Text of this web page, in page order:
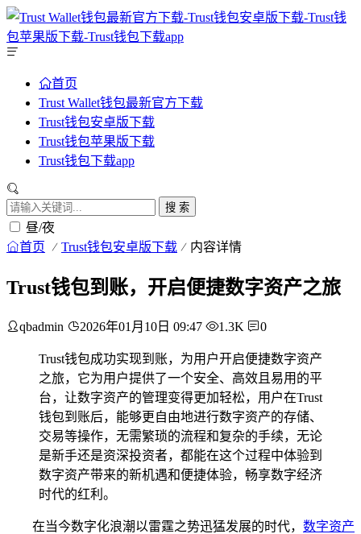
首页
Trust Wallet钱包最新官方下载
Trust钱包安卓版下载
Trust钱包苹果版下载
Trust钱包下载app
搜 索
昼/夜
首页 Trust钱包安卓版下载 内容详情
Trust钱包到账，开启便捷数字资产之旅
qbadmin 2026年01月10日 09:47 1.3K 0
Trust钱包成功实现到账，为用户开启便捷数字资产
之旅，它为用户提供了一个安全、高效且易用的平
台，让数字资产的管理变得更加轻松，用户在Trust
钱包到账后，能够更自由地进行数字资产的存储、
交易等操作，无需繁琐的流程和复杂的手续，无论
是新手还是资深投资者，都能在这个过程中体验到
数字资产带来的新机遇和便捷体验，畅享数字经济
时代的红利。
在当今数字化浪潮以雷霆之势迅猛发展的时代， 数字资产